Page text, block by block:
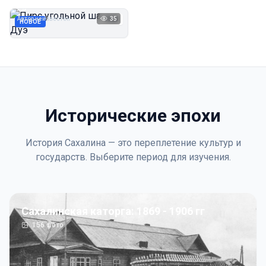
НОВОЕ 1923
Автор неизвестен 35
Исторические эпохи
История Сахалина — это переплетение культур и
государств. Выберите период для изучения.
Сахалинская каторга: 1869 - 1906 гг
156фото